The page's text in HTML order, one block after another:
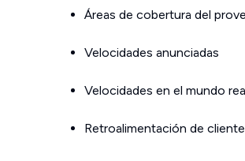
Áreas de cobertura del
Velocidades anunciadas
Velocidades en el mundo
Retroalimentación de